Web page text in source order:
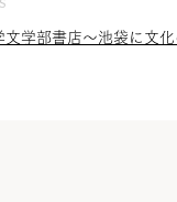
文学部書店～池袋に文